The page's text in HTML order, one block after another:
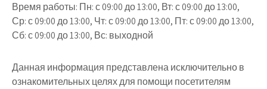
Время работы: Пн: с 09:00 до 13:00, Вт: с 09:00 до 13:00,
Ср: с 09:00 до 13:00, Чт: с 09:00 до 13:00, Пт: с 09:00 до 13:00,
Сб: с 09:00 до 13:00, Вс: выходной
Данная информация представлена исключительно в
ознакомительных целях для помощи посетителям